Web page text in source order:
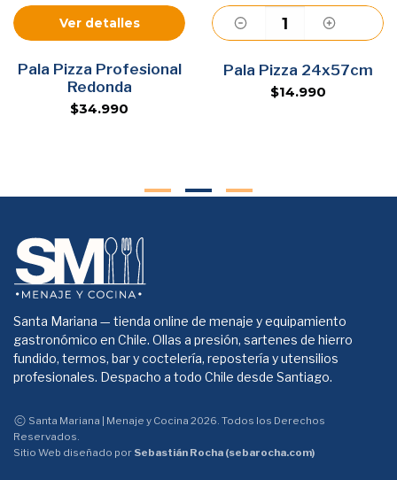
Ver detalles
Pala Pizza Profesional
Redonda
$34.990
Agregar
Pala Pizza 24x57cm
$14.990
Santa Mariana — tienda online de menaje y equipamiento
gastronómico en Chile. Ollas a presión, sartenes de hierro
fundido, termos, bar y coctelería, repostería y utensilios
profesionales. Despacho a todo Chile desde Santiago.
Santa Mariana | Menaje y Cocina 2026. Todos los Derechos
Reservados.
Sitio Web diseñado por Sebastián Rocha (sebarocha.com)